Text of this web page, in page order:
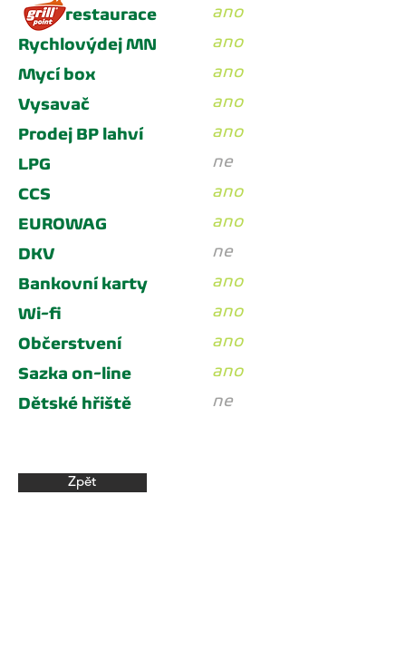
restaurace
Rychlovýdej MN
Mycí box
Vysavač
Prodej BP lahví
LPG
CCS
EUROWAG
DKV
Bankovní karty
Wi-fi
Občerstvení
Sazka on-line
Dětské hřiště
ano
ano
ano
ano
ano
ne
ano
ano
ne
ano
ano
ano
ano
ne
Zpět